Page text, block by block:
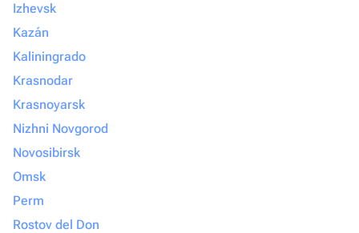
Izhevsk
Kazán
Kaliningrado
Krasnodar
Krasnoyarsk
Nizhni Novgorod
Novosibirsk
Omsk
Perm
Rostov del Don